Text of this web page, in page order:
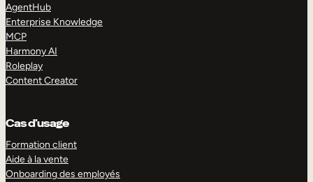
AgentHub
Enterprise Knowledge
MCP
Harmony AI
Roleplay
Content Creator
Cas d’usage
Formation client
Aide à la vente
Onboarding des employés